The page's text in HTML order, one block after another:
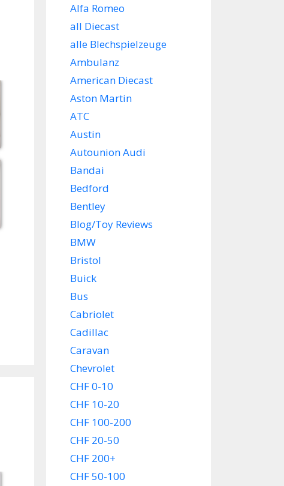
Alfa Romeo
all Diecast
alle Blechspielzeuge
Ambulanz
American Diecast
Aston Martin
ATC
Austin
Autounion Audi
Bandai
Bedford
Bentley
Blog/Toy Reviews
BMW
Bristol
Buick
Bus
Cabriolet
Cadillac
Caravan
Chevrolet
CHF 0-10
CHF 10-20
CHF 100-200
CHF 20-50
CHF 200+
CHF 50-100